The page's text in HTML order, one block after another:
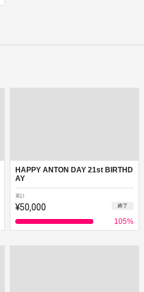
HAPPY ANTON DAY 21st BIRTHD
AY
累計
¥50,000 終了
105%